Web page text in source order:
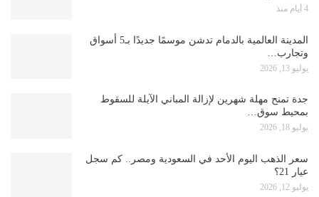
4 أيام منذ
المدينة العالمية بالدمام تدشن موسمًا جديدًا بـ5 أسواق
وتجارب…
يوليو 13, 2026
جدة تمنح مهلة شهرين لإزالة المباني الآيلة للسقوط
بمحيط سوق…
يوليو 18, 2026
سعر الذهب اليوم الأحد في السعودية ومصر.. كم سجل
عيار 21؟
يوليو 12, 2026